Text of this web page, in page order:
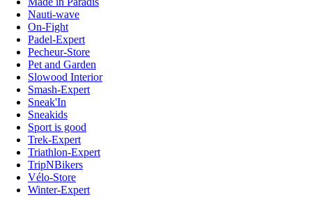
Nauti-wave
On-Fight
Padel-Expert
Pecheur-Store
Pet and Garden
Slowood Interior
Smash-Expert
Sneak'In
Sneakids
Sport is good
Trek-Expert
Triathlon-Expert
TripNBikers
Vélo-Store
Winter-Expert